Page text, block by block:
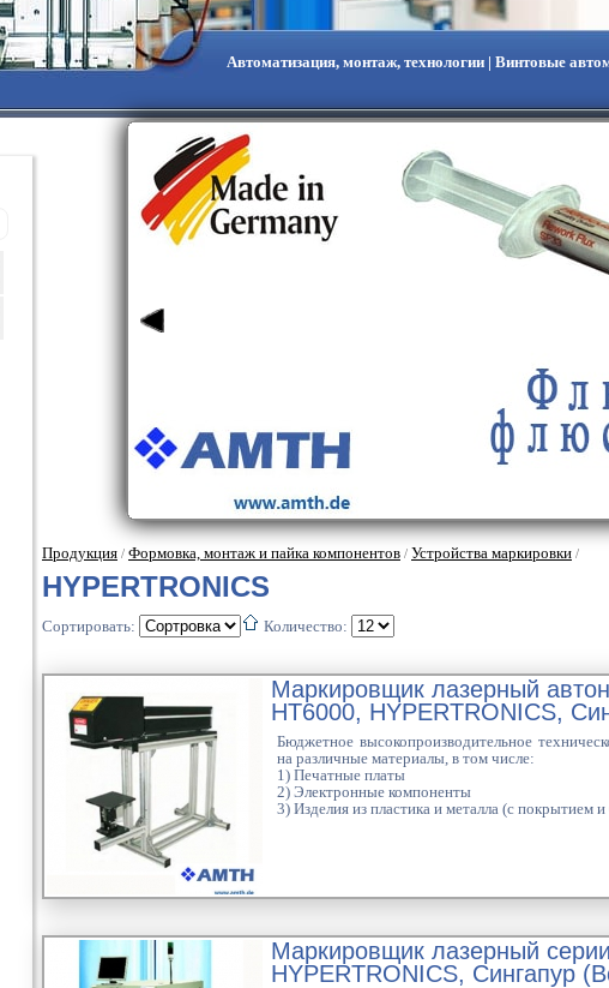
Автоматизация, монтаж, технологии | Винтовые
Продукция / Формовка, монтаж и пайка компонентов / Устройства маркировки /
HYPERTRONICS
Сортировать: Количество:
Маркировщик лазерный
HT6000, HYPERTRONICS,
Бюджетное высокопроизводительное
на различные материалы, в том числе:
1) Печатные платы
2) Электронные компоненты
3) Изделия из пластика и металла (с покрытием и
Маркировщик лазерный
HYPERTRONICS, Сингапур